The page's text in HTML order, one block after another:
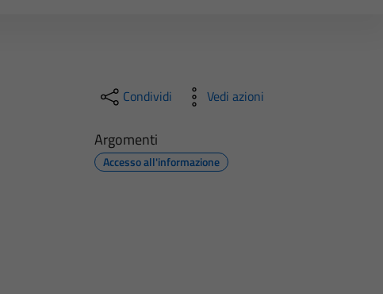
Condividi Vedi azioni
Argomenti
Accesso all'informazione